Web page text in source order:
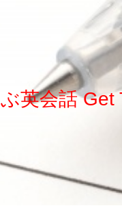
英会話 Get